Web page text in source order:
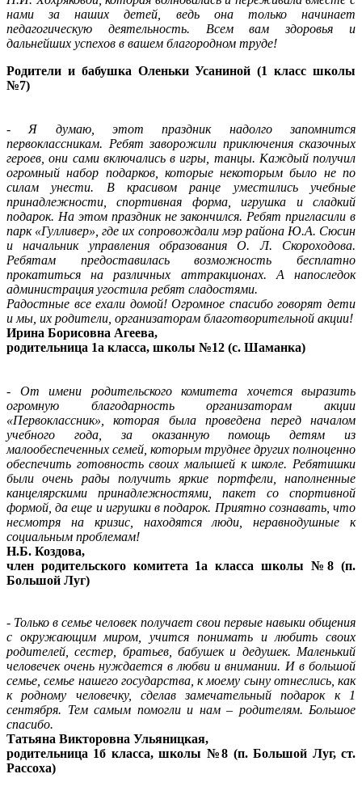
нами за наших детей, ведь она только начинает
педагогическую деятельность. Всем вам здоровья и
дальнейших успехов в вашем благородном труде!
Родители и бабушка Оленьки Усаниной (1 класс школы
№7)
- Я думаю, этот праздник надолго запомнится
первоклассникам. Ребят заворожили приключения сказочных
героев, они сами включались в игры, танцы. Каждый получил
огромный набор подарков, которые некоторым было не по
силам унести. В красивом ранце уместились учебные
принадлежности, спортивная форма, игрушка и сладкий
подарок. На этом праздник не закончился. Ребят пригласили в
парк «Гулливер», где их сопровождали мэр района Ю.А. Сюсин
и начальник управления образования О. Л. Скороходова.
Ребятам предоставилась возможность бесплатно
прокатиться на различных аттракционах. А напоследок
администрация угостила ребят сладостями.
Радостные все ехали домой! Огромное спасибо говорят дети
и мы, их родители, организаторам благотворительной акции!
Ирина Борисовна Агеева,
родительница 1а класса, школы №12 (с. Шаманка)
- От имени родительского комитета хочется выразить
огромную благодарность организаторам акции
«Первоклассник», которая была проведена перед началом
учебного года, за оказанную помощь детям из
малообеспеченных семей, которым труднее других полноценно
обеспечить готовность своих малышей к школе. Ребятишки
были очень рады получить яркие портфели, наполненные
канцелярскими принадлежностями, пакет со спортивной
формой, да еще и игрушки в подарок. Приятно сознавать, что
несмотря на кризис, находятся люди, неравнодушные к
социальным проблемам!
Н.Б. Коздова,
член родительского комитета 1а класса школы №8 (п.
Большой Луг)
- Только в семье человек получает свои первые навыки общения
с окружающим миром, учится понимать и любить своих
родителей, сестер, братьев, бабушек и дедушек. Маленький
человечек очень нуждается в любви и внимании. И в большой
семье, семье нашего государства, к моему сыну отнеслись, как
к родному человечку, сделав замечательный подарок к 1
сентября. Тем самым помогли и нам – родителям. Большое
спасибо.
Татьяна Викторовна Ульяницкая,
родительница 1б класса, школы №8 (п. Большой Луг, ст.
Рассоха)